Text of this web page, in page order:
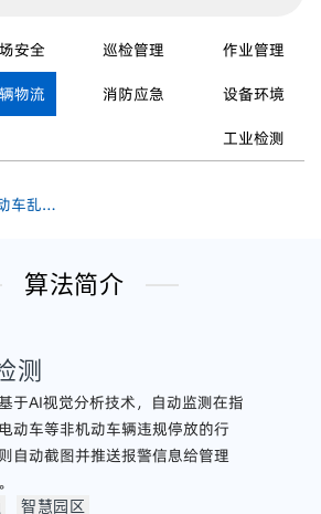
安全 巡检管理
作业管理
物流 消防应急
设备环境
工业检测
机动车乱停放检测
算法简介
测
于AI视觉分析技术，自动监测在指
动车等非机动车辆违规停放的行
自动截图并推送报警信息给管理
智慧园区